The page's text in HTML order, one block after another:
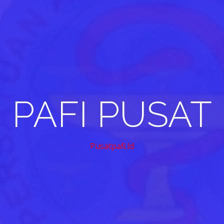
PAFI PUSAT
Pusatpafi.id